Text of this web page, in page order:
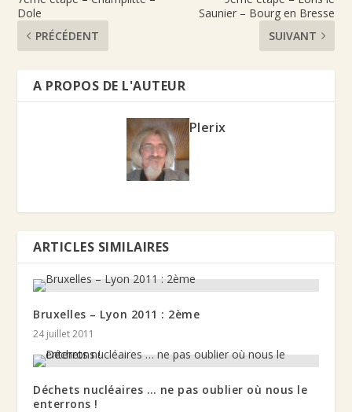
Dole
PRÉCÉDENT
Saunier – Bourg en Bresse
SUIVANT
A PROPOS DE L'AUTEUR
Plerix
ARTICLES SIMILAIRES
Bruxelles – Lyon 2011 : 2ème
24 juillet 2011
Déchets nucléaires … ne pas oublier où nous le
enterrons !